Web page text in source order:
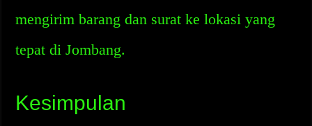
mengirim barang dan surat ke lokasi yang
tepat di Jombang.
Kesimpulan